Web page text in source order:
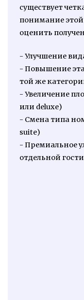
существует
понимание
оценить
- Улучшение
- Повышение
той же
- Увеличение
или deluxe)
- Смена типа
suite)
- Премиальное
отдельной